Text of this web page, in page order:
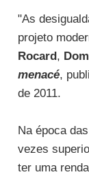
"As
projeto
Rocard,
menacé,
de 2011.
Na época das
vezes
ter uma